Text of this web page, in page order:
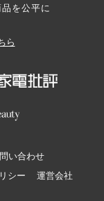
を公平に
ら
い合わせ
シー 運営会社